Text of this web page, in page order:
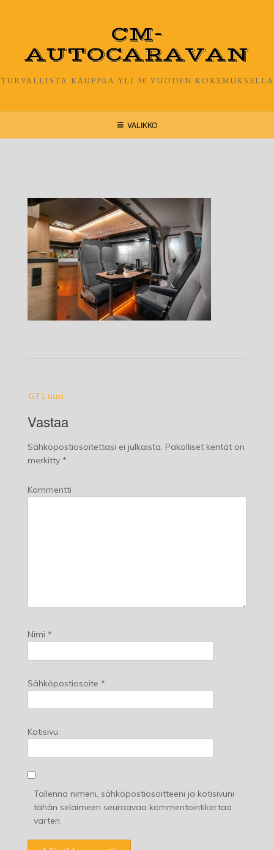
CM-
AUTOCARAVAN
TURVALLISTA KAUPPAA YLI 30 VUODEN KOKEMUKSELLA
VALIKKO
GT1 uusi
Vastaa
Sähköpostiosoitettasi ei julkaista. Pakolliset kentät on
merkitty *
Kommentti
Nimi *
Sähköpostiosoite *
Kotisivu
Tallenna nimeni, sähköpostiosoitteeni ja kotisivuni
tähän selaimeen seuraavaa kommentointikertaa
varten.